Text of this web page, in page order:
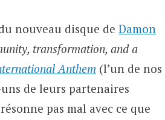
nouveau disque de Damon
transformation, and a
Anthem (l’un de nos
de leurs partenaires
pas mal avec ce que